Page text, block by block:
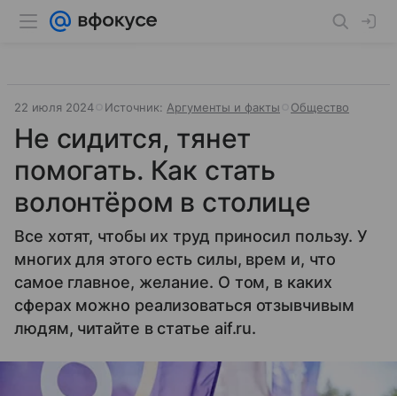
22 июля 2024 Источник: Аргументы и факты Общество
Не сидится, тянет
помогать. Как стать
волонтёром в столице
Все хотят, чтобы их труд приносил пользу. У
многих для этого есть силы, врем и, что
самое главное, желание. О том, в каких
сферах можно реализоваться отзывчивым
людям, читайте в статье aif.ru.